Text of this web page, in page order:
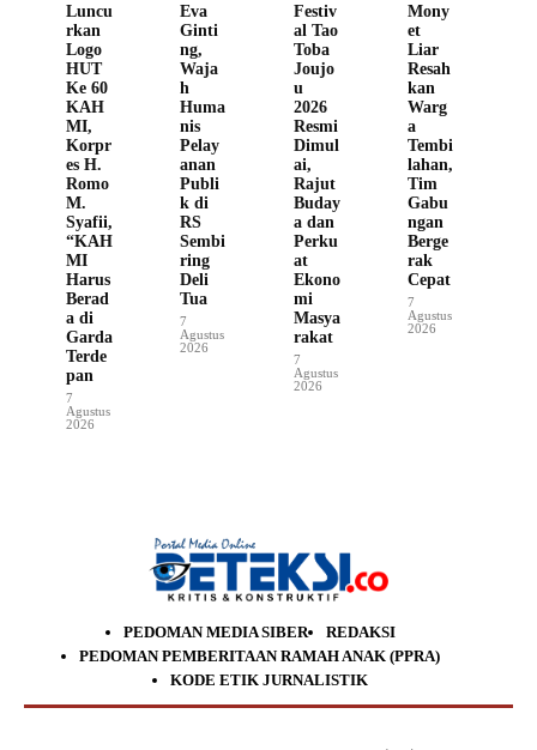
Luncu
rkan
Logo
HUT
Ke 60
KAH
MI,
Korpr
es H.
Romo
M.
Syafii,
“KAH
MI
Harus
Berad
a di
Garda
Terde
pan
7
Agustus
2026
Eva
Ginti
ng,
Waja
h
Huma
nis
Pelay
anan
Publi
k di
RS
Sembi
ring
Deli
Tua
7
Agustus
2026
Festiv
al Tao
Toba
Joujo
u
2026
Resmi
Dimul
ai,
Rajut
Buday
a dan
Perku
at
Ekono
mi
Masya
rakat
7
Agustus
2026
Mony
et
Liar
Resah
kan
Warg
a
Tembi
lahan,
Tim
Gabu
ngan
Berge
rak
Cepat
7
Agustus
2026
PEDOMAN MEDIA SIBER
REDAKSI
PEDOMAN PEMBERITAAN RAMAH ANAK (PPRA)
KODE ETIK JURNALISTIK